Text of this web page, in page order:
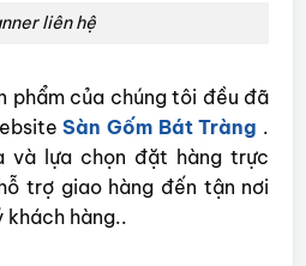
liên hệ
phẩm của chúng tôi đều đã
Sàn Gốm Bát Tràng .
và lựa chọn đặt hàng trực
trợ giao hàng đến tận nơi
khách hàng..